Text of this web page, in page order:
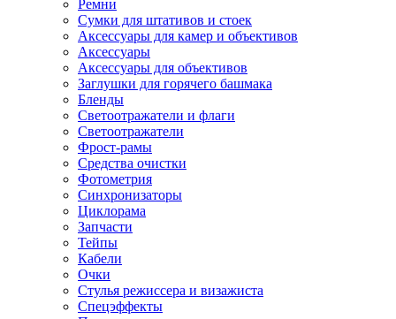
Ремни
Сумки для штативов и стоек
Аксессуары для камер и объективов
Аксессуары
Аксессуары для объективов
Заглушки для горячего башмака
Бленды
Светоотражатели и флаги
Светоотражатели
Фрост-рамы
Средства очистки
Фотометрия
Синхронизаторы
Циклорама
Запчасти
Тейпы
Кабели
Очки
Стулья режиссера и визажиста
Спецэффекты